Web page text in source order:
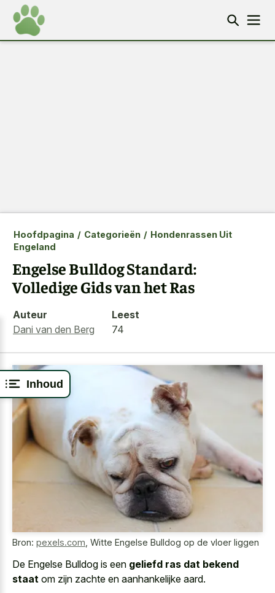
Inhoud
Hoofdpagina / Categorieën / Hondenrassen Uit
Engeland
Engelse Bulldog Standard:
Volledige Gids van het Ras
Auteur
Dani van den Berg
Leest
74
Bron: pexels.com Witte Engelse Bulldog op de vloer liggen
De Engelse Bulldog is een geliefd ras dat bekend
staat om zijn zachte en aanhankelijke aard.